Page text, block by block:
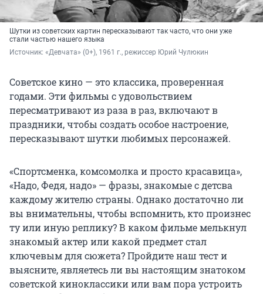
Шутки из советских картин пересказывают так часто, что они уже
стали частью нашего языка
Источник: «Девчата» (0+), 1961 г., режиссер Юрий Чулюкин
Советское кино — это классика, проверенная
годами. Эти фильмы с удовольствием
пересматривают из раза в раз, включают в
праздники, чтобы создать особое настроение,
пересказывают шутки любимых персонажей.
«Спортсменка, комсомолка и просто красавица»,
«Надо, Федя, надо» — фразы, знакомые с детсва
каждому жителю страны. Однако достаточно ли
вы внимательны, чтобы вспомнить, кто произнес
ту или иную реплику? В каком фильме мелькнул
знакомый актер или какой предмет стал
ключевым для сюжета? Пройдите наш тест и
выясните, являетесь ли вы настоящим знатоком
советской киноклассики или вам пора устроить